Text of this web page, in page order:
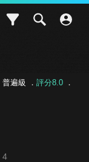
普遍級 ． 評分8.0．
4